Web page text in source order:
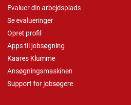
Evaluer din arbejdsplads
Se evalueringer
Opret profil
Apps til jobsøgning
Kaares Klumme
Ansøgningsmaskinen
Support for jobsøgere